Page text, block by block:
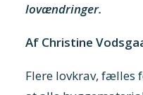
lovændringer.
Af Christine
Flere lovkrav, fælles